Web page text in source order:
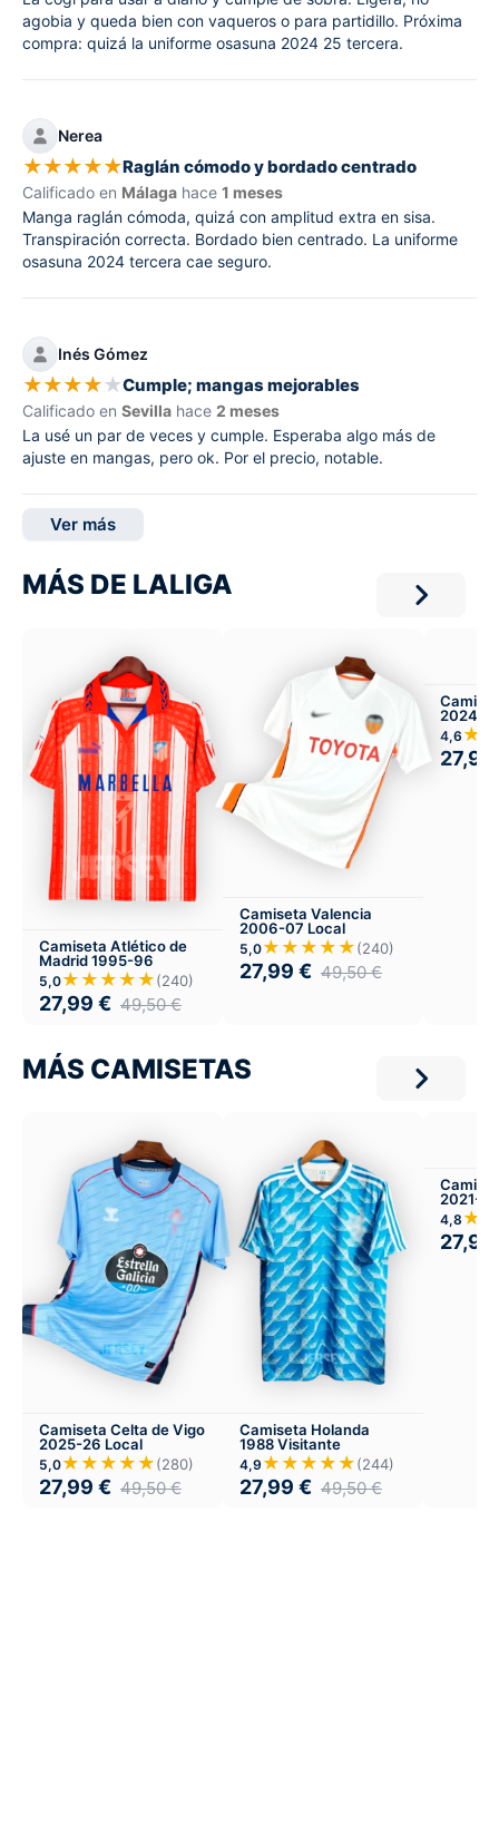
agobia y queda bien con vaqueros o para partidillo. Próxima
compra: quizá la uniforme osasuna 2024 25 tercera.
Nerea
★★★★★Raglán cómodo y bordado centrado
Calificado en Málaga hace 1 meses
Manga raglán cómoda, quizá con amplitud extra en sisa.
Transpiración correcta. Bordado bien centrado. La uniforme
osasuna 2024 tercera cae seguro.
Inés Gómez
★★★★★Cumple; mangas mejorables
Calificado en Sevilla hace 2 meses
La usé un par de veces y cumple. Esperaba algo más de
ajuste en mangas, pero ok. Por el precio, notable.
Ver más
MÁS DE LALIGA
Camiseta Atlético de
Madrid 1995-96
5,0★★★★★(240)
27,99 € 49,50€
Camiseta Valencia
2006-07 Local
5,0★★★★★(240)
27,99 € 49,50€
2024-
4,6
27,99
MÁS CAMISETAS
Camiseta Celta de Vigo
2025-26 Local
5,0★★★★★(280)
27,99 € 49,50€
Camiseta Holanda
1988 Visitante
4,9 ★★★★★(244)
27,99 € 49,50€
2021-
4,8
27,99